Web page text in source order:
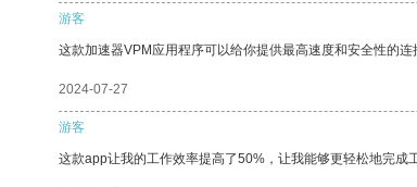
游客
这款加速器VPM应用程序可以给你提供最高速度和安全性的连
2024-07-27
游客
这款app让我的工作效率提高了50%，让我能够更轻松地完成